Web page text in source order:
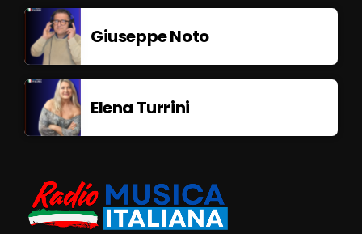
Giuseppe Noto
Elena Turrini